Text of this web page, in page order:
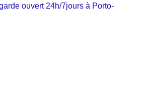
ouvert 24h/7jours à Porto-